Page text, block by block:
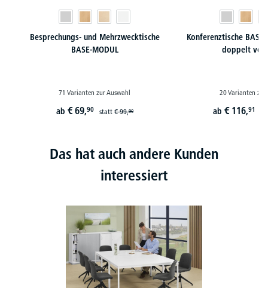
Besprechungs- und Mehrzwecktische
BASE-MODUL
71 Varianten zur Auswahl
ab € 69,90 statt€ 99,90
Konferenztische
doppelt
20 Varianten zur
ab € 116,91
Das hat auch andere Kunden
interessiert